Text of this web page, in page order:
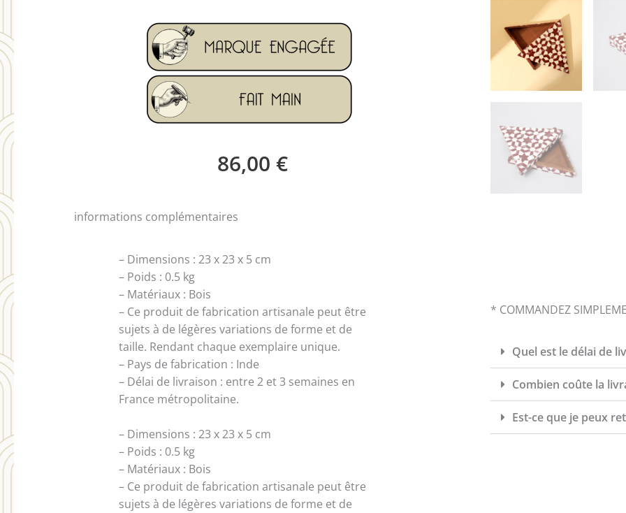
86,00 €
informations complémentaires
– Dimensions : 23 x 23 x 5 cm
– Poids : 0.5 kg
– Matériaux : Bois
– Ce produit de fabrication artisanale peut être
sujets à de légères variations de forme et de
taille. Rendant chaque exemplaire unique.
– Pays de fabrication : Inde
– Délai de livraison : entre 2 et 3 semaines en
France métropolitaine.
– Dimensions : 23 x 23 x 5 cm
– Poids : 0.5 kg
– Matériaux : Bois
– Ce produit de fabrication artisanale peut être
sujets à de légères variations de forme et de
* COMMANDEZ
Quel est le délai de
Combien coûte la
Est-ce que je peux